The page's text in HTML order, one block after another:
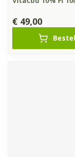
€ 49,00
Bestel